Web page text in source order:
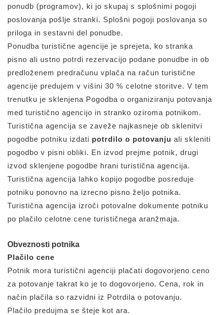
ponudb (programov), ki jo skupaj s splošnimi pogoji
poslovanja pošlje stranki. Splošni pogoji poslovanja so
priloga in sestavni del ponudbe.
Ponudba turistične agencije je sprejeta, ko stranka
pisno ali ustno potrdi rezervacijo podane ponudbe in ob
predloženem predračunu vplača na račun turistične
agencije predujem v višini 30 % celotne storitve. V tem
trenutku je sklenjena Pogodba o organiziranju potovanja
med turistično agencijo in stranko oziroma potnikom.
Turistična agencija se zaveže najkasneje ob sklenitvi
pogodbe potniku izdati potrdilo o potovanju ali skleniti
pogodbo v pisni obliki. En izvod prejme potnik, drugi
izvod sklenjene pogodbe hrani turistična agencija.
Turistična agencija lahko kopijo pogodbe posreduje
potniku ponovno na izrecno pisno željo potnika.
Turistična agencija izroči potovalne dokumente potniku
po plačilo celotne cene turističnega aranžmaja.
Obveznosti potnika
Plačilo cene
Potnik mora turistični agenciji plačati dogovorjeno ceno
za potovanje takrat ko je to dogovorjeno. Cena, rok in
način plačila so razvidni iz Potrdila o potovanju.
Plačilo predujma se šteje kot ara.